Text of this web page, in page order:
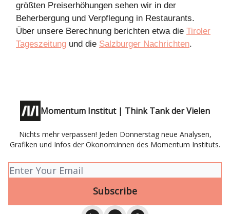
größten Preiserhöhungen sehen wir in der
Beherbergung und Verpflegung in Restaurants.
Über unsere Berechnung berichten etwa die Tiroler
Tageszeitung und die Salzburger Nachrichten.
Momentum Institut | Think Tank der Vielen
Nichts mehr verpassen! Jeden Donnerstag neue Analysen,
Grafiken und Infos der Ökonom:innen des Momentum Instituts.